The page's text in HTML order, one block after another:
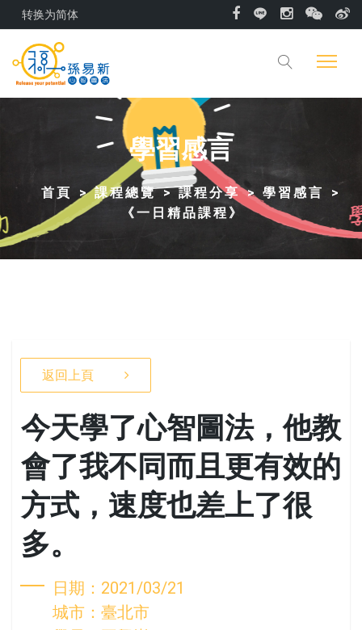
转换为简体
學習感言
首頁 課程總覽 課程分享
學習感言
《一日精品課程》
返回上頁
今天學了心智圖法，他教
會了我不同而且更有效的
方式，速度也差上了很
多。
日期：2021/03/21
城市：臺北市